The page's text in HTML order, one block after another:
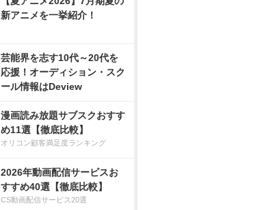
新アニメを一挙紹介！
芸能界を志す10代～20代を
応援！オーディション・スク
ール情報はDeview
漫画読み放題サブスクおすす
め11選【徹底比較】
オリコン顧客満足度ランキング
2026年動画配信サービスお
すすめ40選【徹底比較】
CS動画配信サービス20選